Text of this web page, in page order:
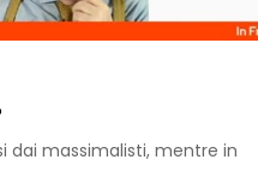
dai massimalisti, mentre in